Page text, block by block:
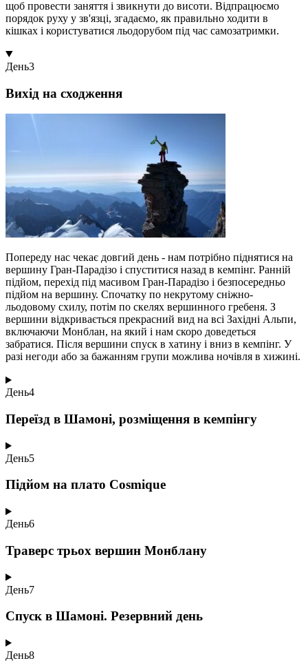
щоб провести заняття і звикнути до висоти. Відпрацюємо
порядок руху у зв'язці, згадаємо, як правильно ходити в
кішках і користуватися льодорубом під час самозатримки.
День3
Вихід на сходження
Попереду нас чекає довгий день - нам потрібно піднятися на
вершину Гран-Парадізо і спуститися назад в кемпінг. Ранній
підйом, перехід під масивом Гран-Парадізо і безпосередньо
підйом на вершину. Спочатку по некрутому сніжно-
льодовому схилу, потім по скелях вершинного гребеня. З
вершини відкривається прекрасний вид на всі Західні Альпи,
включаючи Монблан, на який і нам скоро доведеться
забратися. Після вершини спуск в хатину і вниз в кемпінг. У
разі негоди або за бажанням групи можлива ночівля в хижині.
День4
Переїзд в Шамоні, розміщення в кемпінгу
День5
Підйом на плато Cosmique
День6
Траверс трьох вершин Монблану
День7
Спуск в Шамоні. Резервний день
День8